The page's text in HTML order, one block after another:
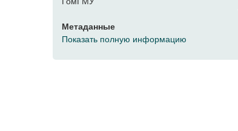
Метаданные
Показать полную информацию